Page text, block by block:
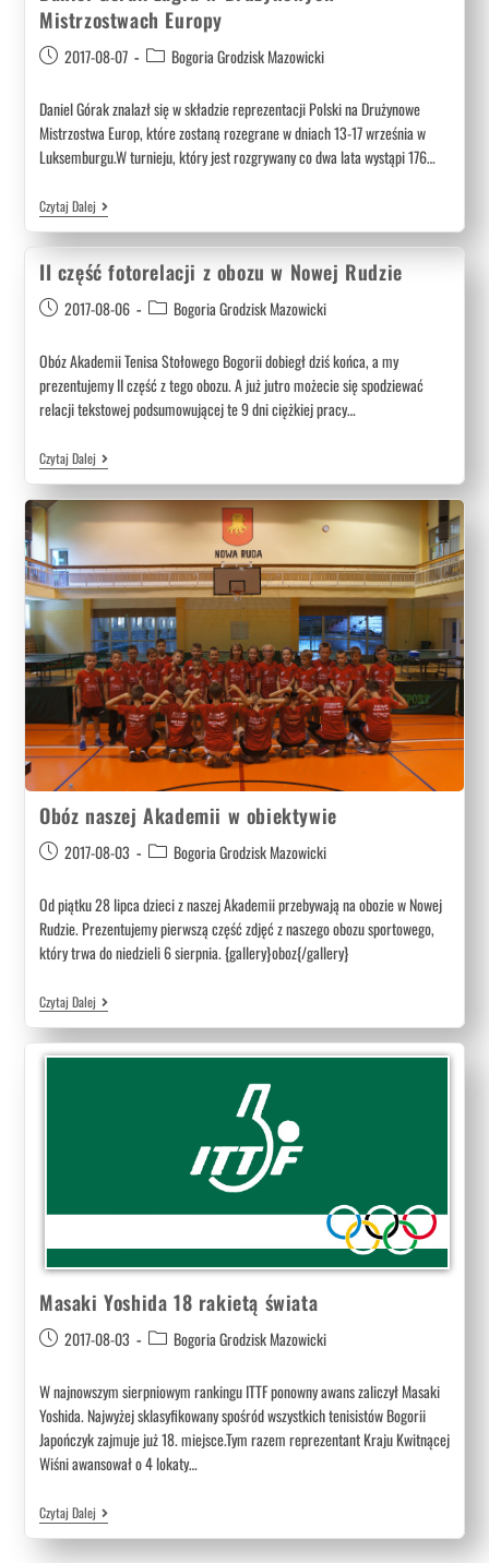
Mistrzostwach Europy
2017-08-07 Bogoria Grodzisk Mazowicki
Daniel Górak znalazł się w składzie reprezentacji Polski na Drużynowe
Mistrzostwa Europ, które zostaną rozegrane w dniach 13-17 września w
Luksemburgu.W turnieju, który jest rozgrywany co dwa lata wystąpi 176…
Czytaj Dalej
II część fotorelacji z obozu w Nowej Rudzie
2017-08-06 Bogoria Grodzisk Mazowicki
Obóz Akademii Tenisa Stołowego Bogorii dobiegł dziś końca, a my
prezentujemy II część z tego obozu. A już jutro możecie się spodziewać
relacji tekstowej podsumowującej te 9 dni ciężkiej pracy…
Czytaj Dalej
Obóz naszej Akademii w obiektywie
2017-08-03 Bogoria Grodzisk Mazowicki
Od piątku 28 lipca dzieci z naszej Akademii przebywają na obozie w Nowej
Rudzie. Prezentujemy pierwszą część zdjęć z naszego obozu sportowego,
który trwa do niedzieli 6 sierpnia. {gallery}oboz{/gallery}
Czytaj Dalej
Masaki Yoshida 18 rakietą świata
2017-08-03 Bogoria Grodzisk Mazowicki
W najnowszym sierpniowym rankingu ITTF ponowny awans zaliczył Masaki
Yoshida. Najwyżej sklasyfikowany spośród wszystkich tenisistów Bogorii
Japończyk zajmuje już 18. miejsce.Tym razem reprezentant Kraju Kwitnącej
Wiśni awansował o 4 lokaty…
Czytaj Dalej